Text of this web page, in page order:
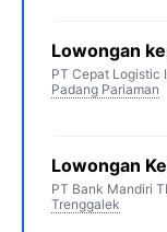
Lowongan
PT Cepat Logistic
Padang Pariaman
Lowongan
PT Bank Mandiri
Trenggalek